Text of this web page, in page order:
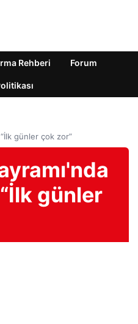
Rehberi Forum
“İlk günler çok zor”
günler